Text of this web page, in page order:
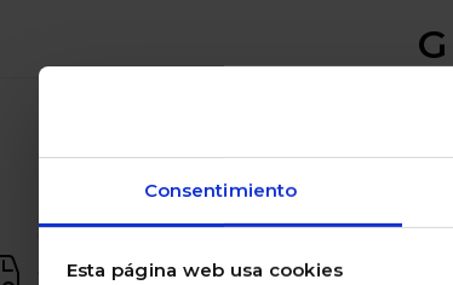
Consentimiento
Esta página web usa cookies
envío gratuito
a partir de 65€